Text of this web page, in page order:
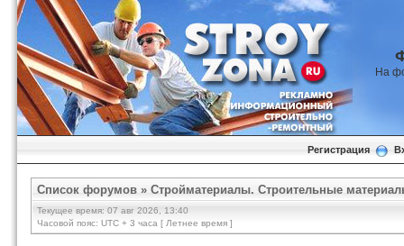
На
Регистрация
Список форумов » Стройматериалы. Строительные
Текущее время: 07 авг 2026, 13:40
Часовой пояс: UTC + 3 часа [ Летнее время ]